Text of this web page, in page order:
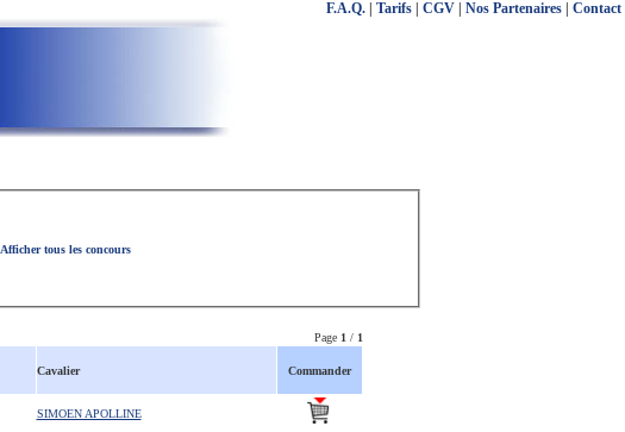
F.A.Q. Tarifs CGV Nos Partenaires Contact
Afficher tous les concours
Page 1 / 1
Cavalier Commander
SIMOEN APOLLINE